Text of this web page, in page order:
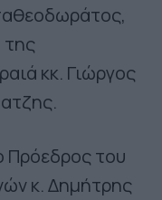
της
κκ. Γιώργος
Πρόεδρος του
κ. Δημήτρης